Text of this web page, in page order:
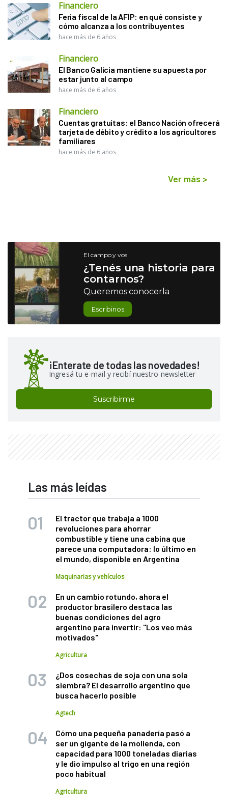
Financiero
Feria fiscal de la AFIP: en qué consiste y
cómo alcanza a los contribuyentes
hace más de 6 años
Financiero
El Banco Galicia mantiene su apuesta por
estar junto al campo
hace más de 6 años
Financiero
Cuentas gratuitas: el Banco Nación ofrecerá
tarjeta de débito y crédito a los agricultores
familiares
hace más de 6 años
Ver más >
El campo y vos
¿Tenés una historia para
contarnos?
Queremos conocerla
Escribinos
¡Enterate de todas las novedades!
Ingresá tu e-mail y recibí nuestro newsletter
Suscribirme
Las más leídas
El tractor que trabaja a 1000
revoluciones para ahorrar
combustible y tiene una cabina que
parece una computadora: lo último en
el mundo, disponible en Argentina
Maquinarias y vehículos
En un cambio rotundo, ahora el
productor brasilero destaca las
buenas condiciones del agro
argentino para invertir: "Los veo más
motivados"
Agricultura
¿Dos cosechas de soja con una sola
siembra? El desarrollo argentino que
busca hacerlo posible
Agtech
Cómo una pequeña panadería pasó a
ser un gigante de la molienda, con
capacidad para 1000 toneladas diarias
y le dio impulso al trigo en una región
poco habitual
Agricultura